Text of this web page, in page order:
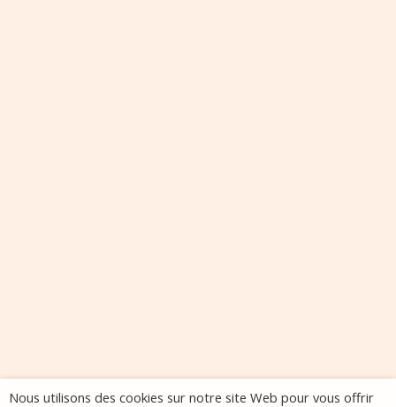
Nous utilisons des cookies sur notre site Web pour vous offrir